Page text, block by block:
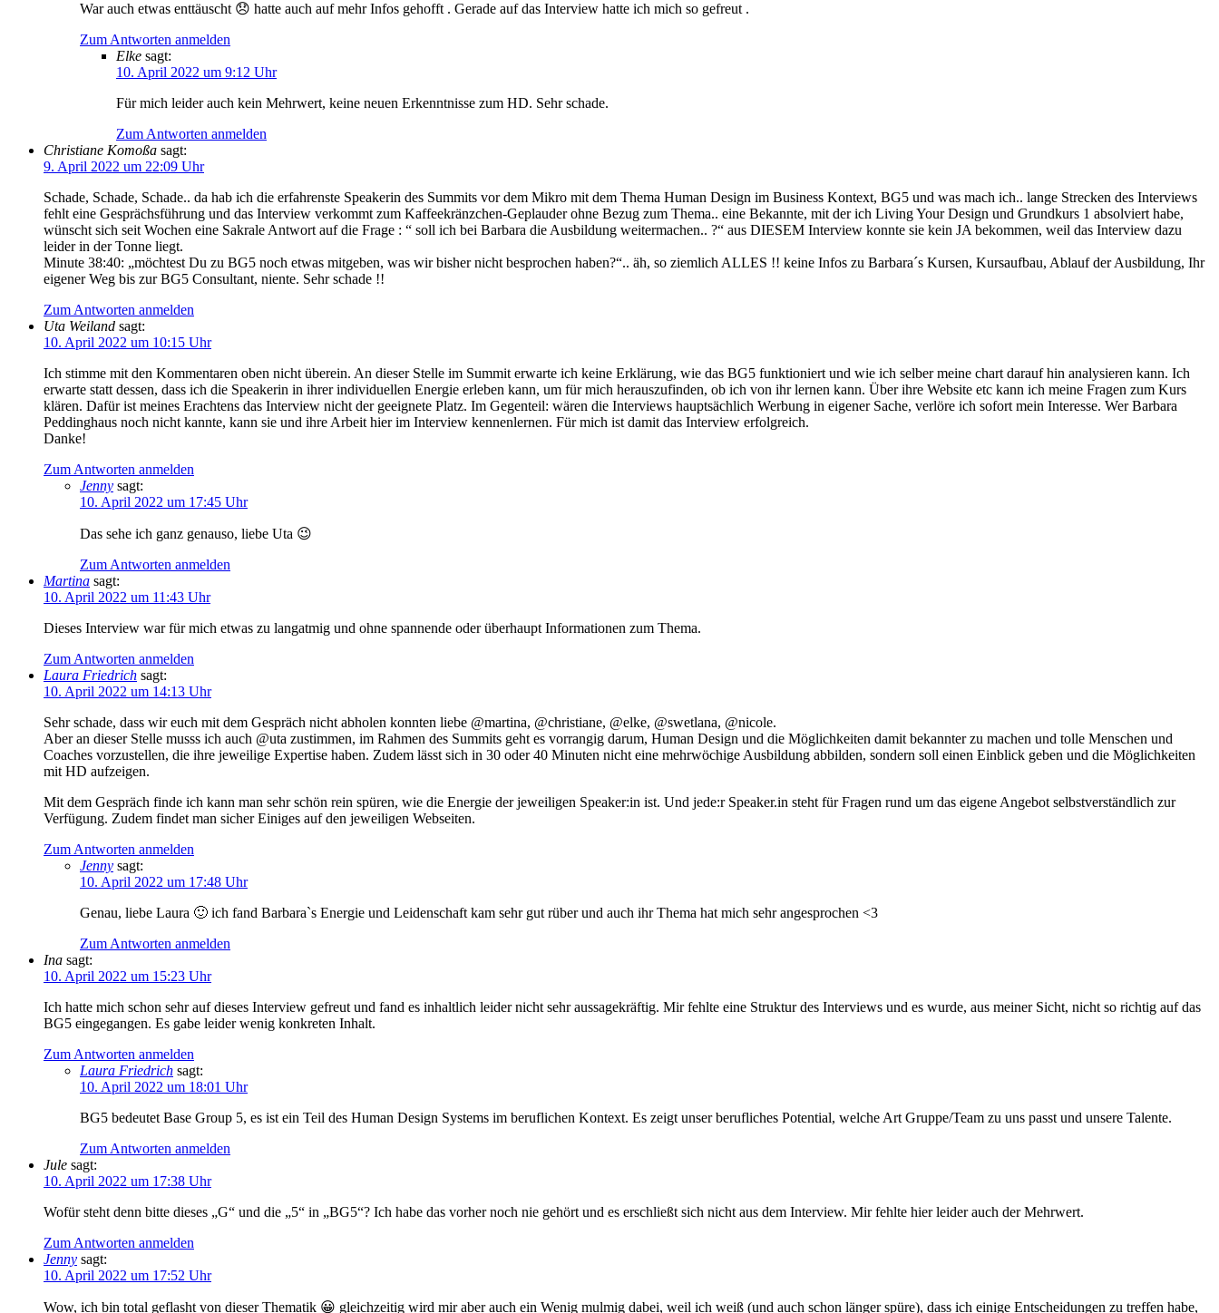
War auch etwas enttäuscht 😞 hatte auch auf mehr Infos gehofft . Gerade auf das Interview hatte ich mich so gefreut .
Zum Antworten anmelden
Elke sagt:
10. April 2022 um 9:12 Uhr
Für mich leider auch kein Mehrwert, keine neuen Erkenntnisse zum HD. Sehr schade.
Zum Antworten anmelden
Christiane Komoßa sagt:
9. April 2022 um 22:09 Uhr
Schade, Schade, Schade.. da hab ich die erfahrenste Speakerin des Summits vor dem Mikro mit dem Thema Human Design im Business Kontext, BG5 und was mach ich.. lange Strecken des Interviews
fehlt eine Gesprächsführung und das Interview verkommt zum Kaffeekränzchen-Geplauder ohne Bezug zum Thema.. eine Bekannte, mit der ich Living Your Design und Grundkurs 1 absolviert habe,
wünscht sich seit Wochen eine Sakrale Antwort auf die Frage : “ soll ich bei Barbara die Ausbildung weitermachen.. ?“ aus DIESEM Interview konnte sie kein JA bekommen, weil das Interview dazu
leider in der Tonne liegt.
Minute 38:40: „möchtest Du zu BG5 noch etwas mitgeben, was wir bisher nicht besprochen haben?“.. äh, so ziemlich ALLES !! keine Infos zu Barbara´s Kursen, Kursaufbau, Ablauf der Ausbildung, Ihr
eigener Weg bis zur BG5 Consultant, niente. Sehr schade !!
Zum Antworten anmelden
Uta Weiland sagt:
10. April 2022 um 10:15 Uhr
Ich stimme mit den Kommentaren oben nicht überein. An dieser Stelle im Summit erwarte ich keine Erklärung, wie das BG5 funktioniert und wie ich selber meine chart darauf hin analysieren kann. Ich
erwarte statt dessen, dass ich die Speakerin in ihrer individuellen Energie erleben kann, um für mich herauszufinden, ob ich von ihr lernen kann. Über ihre Website etc kann ich meine Fragen zum Kurs
klären. Dafür ist meines Erachtens das Interview nicht der geeignete Platz. Im Gegenteil: wären die Interviews hauptsächlich Werbung in eigener Sache, verlöre ich sofort mein Interesse. Wer Barbara
Peddinghaus noch nicht kannte, kann sie und ihre Arbeit hier im Interview kennenlernen. Für mich ist damit das Interview erfolgreich.
Danke!
Zum Antworten anmelden
Jenny sagt:
10. April 2022 um 17:45 Uhr
Das sehe ich ganz genauso, liebe Uta 😉
Zum Antworten anmelden
Martina sagt:
10. April 2022 um 11:43 Uhr
Dieses Interview war für mich etwas zu langatmig und ohne spannende oder überhaupt Informationen zum Thema.
Zum Antworten anmelden
Laura Friedrich sagt:
10. April 2022 um 14:13 Uhr
Sehr schade, dass wir euch mit dem Gespräch nicht abholen konnten liebe @martina, @christiane, @elke, @swetlana, @nicole.
Aber an dieser Stelle musss ich auch @uta zustimmen, im Rahmen des Summits geht es vorrangig darum, Human Design und die Möglichkeiten damit bekannter zu machen und tolle Menschen und
Coaches vorzustellen, die ihre jeweilige Expertise haben. Zudem lässt sich in 30 oder 40 Minuten nicht eine mehrwöchige Ausbildung abbilden, sondern soll einen Einblick geben und die Möglichkeiten
mit HD aufzeigen.
Mit dem Gespräch finde ich kann man sehr schön rein spüren, wie die Energie der jeweiligen Speaker:in ist. Und jede:r Speaker.in steht für Fragen rund um das eigene Angebot selbstverständlich zur
Verfügung. Zudem findet man sicher Einiges auf den jeweiligen Webseiten.
Zum Antworten anmelden
Jenny sagt:
10. April 2022 um 17:48 Uhr
Genau, liebe Laura 🙂 ich fand Barbara`s Energie und Leidenschaft kam sehr gut rüber und auch ihr Thema hat mich sehr angesprochen <3
Zum Antworten anmelden
Ina sagt:
10. April 2022 um 15:23 Uhr
Ich hatte mich schon sehr auf dieses Interview gefreut und fand es inhaltlich leider nicht sehr aussagekräftig. Mir fehlte eine Struktur des Interviews und es wurde, aus meiner Sicht, nicht so richtig auf das
BG5 eingegangen. Es gabe leider wenig konkreten Inhalt.
Zum Antworten anmelden
Laura Friedrich sagt:
10. April 2022 um 18:01 Uhr
BG5 bedeutet Base Group 5, es ist ein Teil des Human Design Systems im beruflichen Kontext. Es zeigt unser berufliches Potential, welche Art Gruppe/Team zu uns passt und unsere Talente.
Zum Antworten anmelden
Jule sagt:
10. April 2022 um 17:38 Uhr
Wofür steht denn bitte dieses „G“ und die „5“ in „BG5“? Ich habe das vorher noch nie gehört und es erschließt sich nicht aus dem Interview. Mir fehlte hier leider auch der Mehrwert.
Zum Antworten anmelden
Jenny sagt:
10. April 2022 um 17:52 Uhr
Wow, ich bin total geflasht von dieser Thematik 😀 gleichzeitig wird mir aber auch ein Wenig mulmig dabei, weil ich weiß (und auch schon länger spüre), dass ich einige Entscheidungen zu treffen habe,